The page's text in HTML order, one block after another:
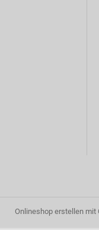
Onlineshop erstellenmit